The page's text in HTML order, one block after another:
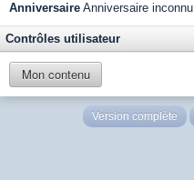
Anniversaire Anniversaire inconnu
Contrôles utilisateur
Mon contenu
Version complète